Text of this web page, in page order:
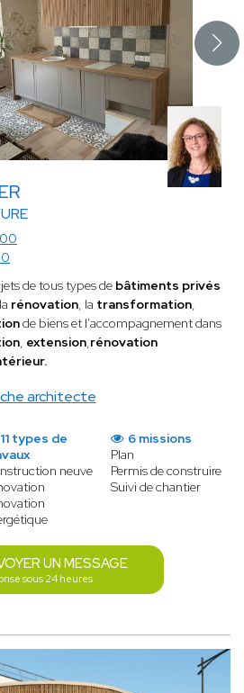
architecte
de tous types de bâtiments privés
rénovation, la transformation,
de biens et l'accompagnement dans
, extension,rénovation
11 types de
neuve
6 missions
Plan
Permis de construire
Suivi de chantier
UN MESSAGE
sous 24 heures